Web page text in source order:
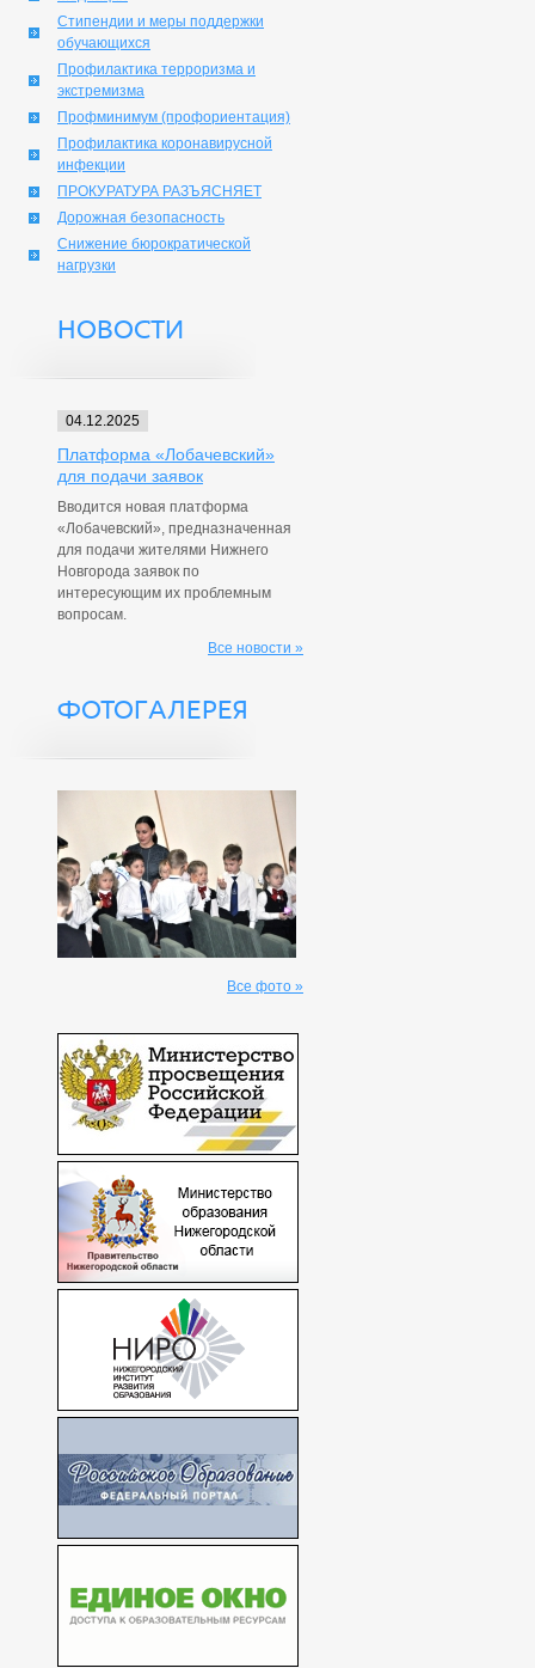
Стипендии и меры поддержки
обучающихся
Профилактика терроризма и
экстремизма
Профминимум (профориентация)
Профилактика коронавирусной
инфекции
ПРОКУРАТУРА РАЗЪЯСНЯЕТ
Дорожная безопасность
Снижение бюрократической
нагрузки
НОВОСТИ
04.12.2025
Платформа «Лобачевский»
для подачи заявок
Вводится новая платформа
«Лобачевский», предназначенная
для подачи жителями Нижнего
Новгорода заявок по
интересующим их проблемным
вопросам.
Все новости »
ФОТОГАЛЕРЕЯ
Все фото »